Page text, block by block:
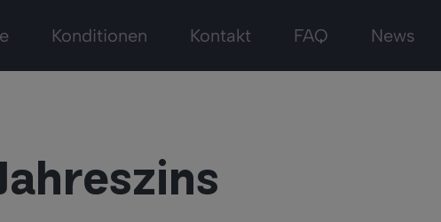
Konditionen Kontakt FAQ News